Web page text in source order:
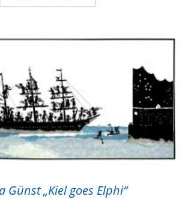
Günst „Kiel goes Elphi“